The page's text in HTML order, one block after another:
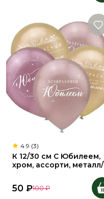
4.9 (3)
К 12/30 см С Юбилеем,
хром, ассорти, металл/
50 ₽100 ₽